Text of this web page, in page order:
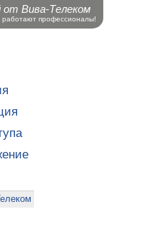
от Вива-Телеком
работают профессионалы!